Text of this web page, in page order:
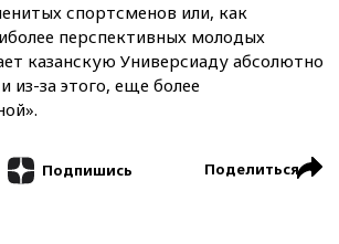
спортсменов или, как
перспективных молодых
казанскую Универсиаду абсолютно
из-за этого, еще более
Подпишись Поделиться